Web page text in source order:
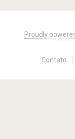
Proudly
Contato